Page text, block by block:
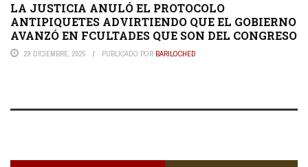
LA JUSTICIA ANULÓ EL PROTOCOLO
ANTIPIQUETES ADVIRTIENDO QUE EL GOBIERNO
AVANZÓ EN FCULTADES QUE SON DEL CONGRESO
29 DICIEMBRE, 2025 PUBLICADO POR BARILOCHED